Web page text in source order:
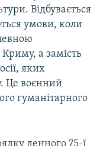
Відбувається
умови, коли
а замість
яких
Це воєнний
гуманітарного